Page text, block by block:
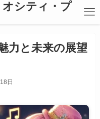
シティ・プ
力と未来の展望
日